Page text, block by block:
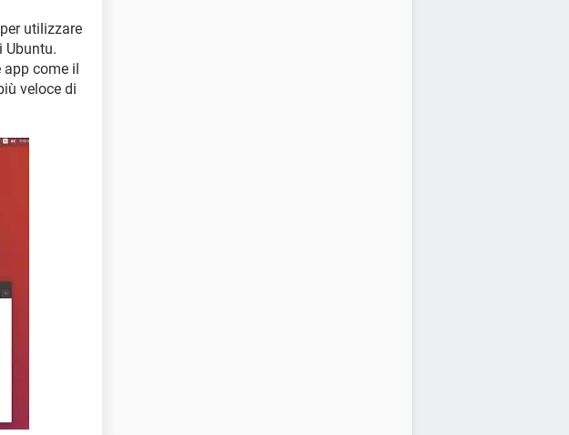
utilizzare
Ubuntu.
app come il
veloce di